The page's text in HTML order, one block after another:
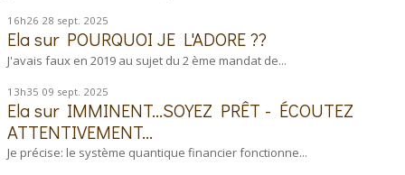
16h26 28 sept. 2025
Elasur POURQUOI JE L'ADORE ??
J'avais faux en 2019 au sujet du 2 ème mandat de...
13h35 09 sept. 2025
Elasur IMMINENT...SOYEZ PRÊT - ÉCOUTEZ
ATTENTIVEMENT...
Je précise: le système quantique financier fonctionne...